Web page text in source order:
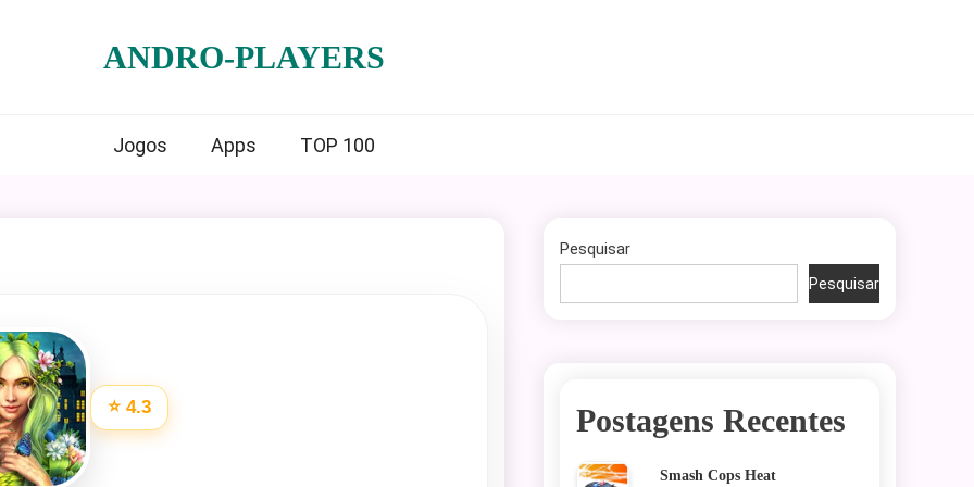
ANDRO-PLAYERS
Jogos Apps TOP 100
⭐ 4.3
Pesquisar
Pesquisar
Postagens Recentes
Smash Cops Heat